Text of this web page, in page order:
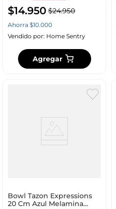
$14.950 $24.950
Ahorra $10.000
Vendido por: Home Sentry
Agregar
Bowl Tazon Expressions
20 Cm Azul Melamina